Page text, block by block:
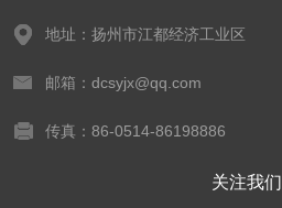
地址：扬州市江都经济工业区
邮箱：dcsyjx@qq.com
传真：86-0514-86198886
关注我们